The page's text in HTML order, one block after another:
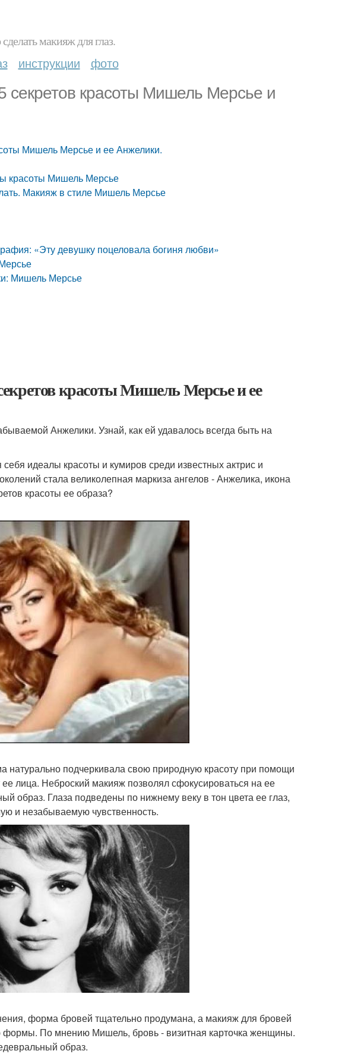
макияж для глаз.
инструкции фото
красоты Мишель Мерсье и
Мишель Мерсье и ее Анжелики.
красоты Мишель Мерсье
Макияж в стиле Мишель Мерсье
«Эту девушку поцеловала богиня любви»
Мишель Мерсье
красоты Мишель Мерсье и ее
Анжелики. Узнай, как ей удавалось всегда быть на
идеалы красоты и кумиров среди известных актрис и
стала великолепная маркиза ангелов - Анжелика, икона
красоты ее образа?
натурально подчеркивала свою природную красоту при помощи
лица. Неброский макияж позволял сфокусироваться на ее
образ. Глаза подведены по нижнему веку в тон цвета ее глаз,
и незабываемую чувственность.
форма бровей тщательно продумана, а макияж для бровей
формы. По мнению Мишель, бровь - визитная карточка женщины.
образ.